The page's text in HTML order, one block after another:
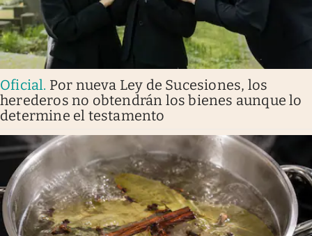
Oficial. Por nueva Ley de Sucesiones, los
herederos no obtendrán los bienes aunque lo
determine el testamento